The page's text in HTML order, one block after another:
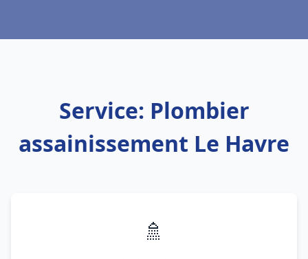
Service: Plombier
assainissement Le Havre
🚿